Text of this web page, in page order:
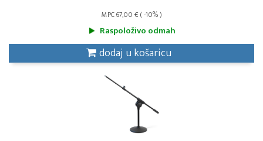
MPC 67,00 € ( -10% )
Raspoloživo odmah
dodaj u košaricu